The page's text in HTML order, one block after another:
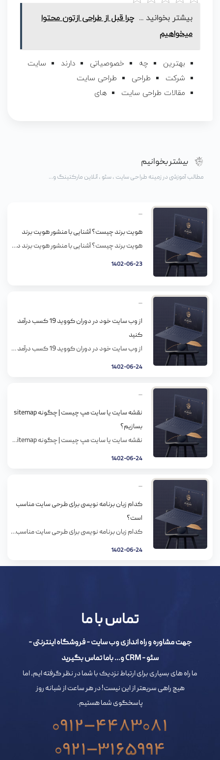
بیشتر بخوانید ... چرا قبل از طراحی ازتون محتوا
میخواهیم
بهترین چه خصوصیاتی دارند
سایت
شرکت
طراحی
طراحی سایت
مقالات طراحی سایت
های
بیشتر بخوانیم
مطالب آموزشی در زمینه طراحی سایت ، سئو ، آنلاین مارکتینگ و...
هویت برند چیست؟ آشنایی با منشور هویت برند
هویت برند چیست؟ آشنایی با منشور هویت برند در دنیای امروز با تعداد زیادی کسب‌وکار روبرو هستیم که هر‌کدام از آن‌ها تلاش می‌کنند سهم بیشتری از بازار داشته باشند. در این فضای به‌شدت رقابتی ایجاد هویت برند برای متمایزکردن خود از رقبا بسیار مهم است. اما اینکه چگونه می‌توان یک برند را به بهترین شکل […]
1402-06-23
از وب سایت خود در دوران کووید 19 کسب درآمد
کنید
از وب سایت خود در دوران کووید 19 کسب درآمد کنید پایداری کووید 19 برای مدت زمان طولانی بر خیلی از تجارت های کوچک و بزرگ تأثیرات منفی گذاشته است. خیلی از کسب و کار های کوچک مختل شده اند و تجارت های بزرگ آسیب دیده اند. کووید 19 همچنین رفتار آنلاین خرید خیلی از […]
1402-06-24
نقشه سایت یا سایت مپ چیست | چگونه sitemap
بسازیم؟
نقشه سایت یا سایت مپ چیست | چگونه sitemap بسازیم؟ نقشه سایت (sitemap) چیست؟ نقشه سایت یا سایت مپ یک فایل متنی است که دربردارنده تمام آدرس های موجود در سایت می باشد. وجود سایت مپ باعث می شود که روبات های گوگل و سایر موتورهای جستجو سایت شما را بهتر شناسایی نمایند و از ایجاد […]
1402-06-24
کدام زبان برنامه نویسی برای طرحی سایت مناسب
است؟
کدام زبان برنامه نویسی برای طرحی سایت مناسب است؟ این روزها، بازار زبان های سمت سرور بسیار شلوغه. Perl, ASP,JSP, Cold Fusion و خیلیای دیگه. در واقع انتخاب زیاد است. یک تازه وارد از کجا باید بدونه که چه چیزی رو یاد بگیره و چه چیزی رو استفاده کنه؟ انتخاب پلت فرم و برنامه ی […]
1402-06-24
تماس با ما
جهت مشاوره و راه اندازی وب سایت - فروشگاه اینترنتی -
سئو - CRM و... باما تماس بگیرید
ما راه های بسیاری برای ارتباط نزدیک با شما در نظر گرفته ایم، اما
هیچ راهی سریعتر از این نیست! در هر ساعت از شبانه روز
پاسخگوی شما هستیم.
0912-4483081
0921-3165994